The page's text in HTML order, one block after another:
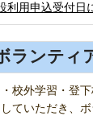
利用申込受付日
ランテ
校外学習・登
ていただき、